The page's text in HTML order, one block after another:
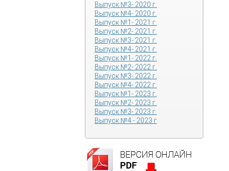
Выпуск №3- 2020 г.
Выпуск №4- 2020 г.
Выпуск №1- 2021 г.
Выпуск №2- 2021 г.
Выпуск №3- 2021 г.
Выпуск №4- 2021 г.
Выпуск №1- 2022 г.
Выпуск №2- 2022 г.
Выпуск №3- 2022 г.
Выпуск №4- 2022 г.
Выпуск №1- 2023 г.
Выпуск №2- 2023 г.
Выпуск №3- 2023 г.
Выпуск №4 - 2023 г